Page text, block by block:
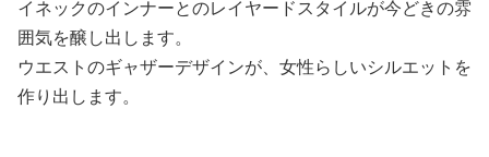
イネックのインナーとのレイヤードスタイルが今どきの雰
囲気を醸し出します。
ウエストのギャザーデザインが、女性らしいシルエットを
作り出します。